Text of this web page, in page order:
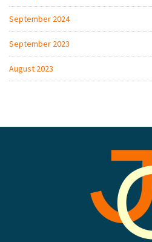
September 2024
September 2023
August 2023